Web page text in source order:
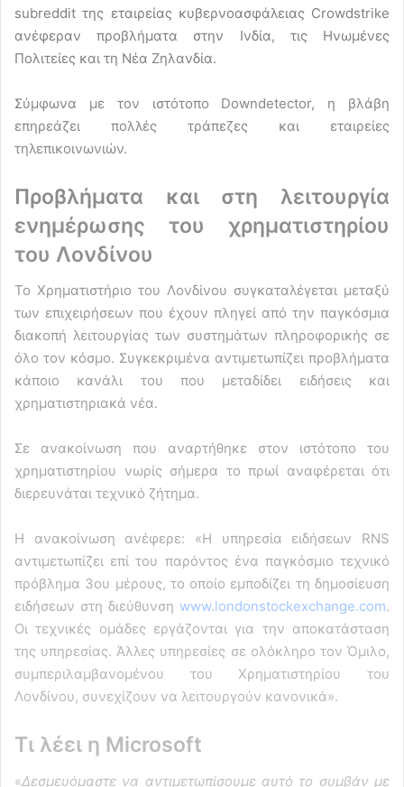
subreddit της εταιρείας κυβερνοασφάλειας Crowdstrike
ανέφεραν προβλήματα στην Ινδία, τις Ηνωμένες
Πολιτείες και τη Νέα Ζηλανδία.
Σύμφωνα με τον ιστότοπο Downdetector, η βλάβη
επηρεάζει πολλές τράπεζες και εταιρείες
τηλεπικοινωνιών.
Προβλήματα και στη λειτουργία
ενημέρωσης του χρηματιστηρίου
του Λονδίνου
Το Χρηματιστήριο του Λονδίνου συγκαταλέγεται μεταξύ
των επιχειρήσεων που έχουν πληγεί από την παγκόσμια
διακοπή λειτουργίας των συστημάτων πληροφορικής σε
όλο τον κόσμο. Συγκεκριμένα αντιμετωπίζει προβλήματα
κάποιο κανάλι του που μεταδίδει ειδήσεις και
χρηματιστηριακά νέα.
Σε ανακοίνωση που αναρτήθηκε στον ιστότοπο του
χρηματιστηρίου νωρίς σήμερα το πρωί αναφέρεται ότι
διερευνάται τεχνικό ζήτημα.
Η ανακοίνωση ανέφερε: «Η υπηρεσία ειδήσεων RNS
αντιμετωπίζει επί του παρόντος ένα παγκόσμιο τεχνικό
πρόβλημα 3ου μέρους, το οποίο εμποδίζει τη δημοσίευση
ειδήσεων στη διεύθυνση www.londonstockexchange.com.
Οι τεχνικές ομάδες εργάζονται για την αποκατάσταση
της υπηρεσίας. Άλλες υπηρεσίες σε ολόκληρο τον Όμιλο,
συμπεριλαμβανομένου του Χρηματιστηρίου του
Λονδίνου, συνεχίζουν να λειτουργούν κανονικά».
Τι λέει η Microsoft
«Δεσμευόμαστε να αντιμετωπίσουμε αυτό το συμβάν με